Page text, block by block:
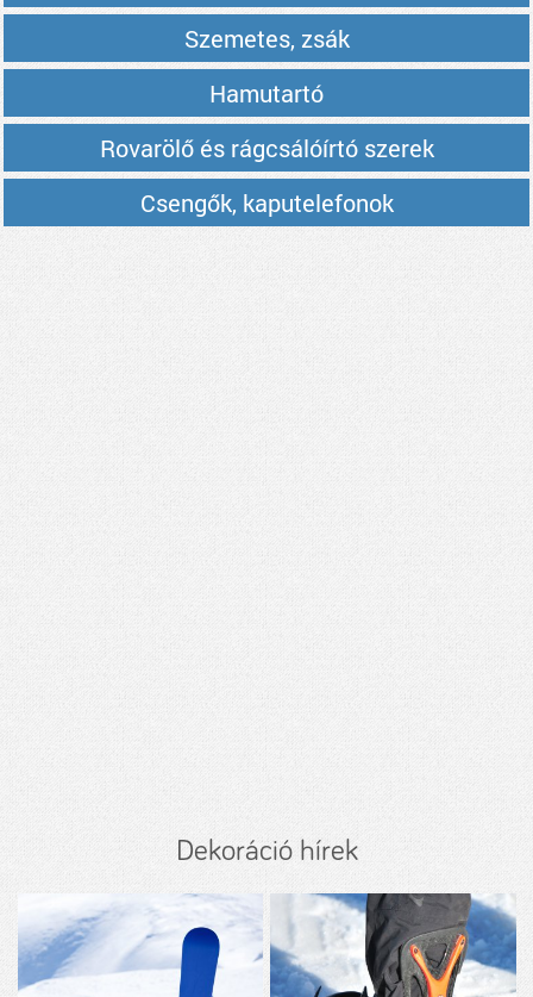
Szemetes, zsák
Hamutartó
Rovarölő és rágcsálóírtó szerek
Csengők, kaputelefonok
Dekoráció hírek